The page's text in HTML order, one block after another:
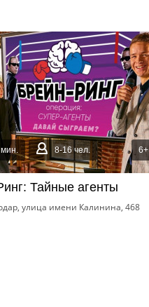
8-16 чел. 6+
Тайные агенты
улица имени Калинина, 468